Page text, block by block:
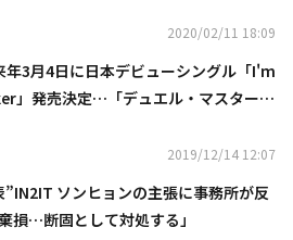
2020/02/11 18:09
年3月4日に日本デビューシングル「I'm
」発売決定…「デュエル・マスター
2019/12/14 12:07
”IN2IT ソンヒョンの主張に事務所が反
損…断固として対処する」